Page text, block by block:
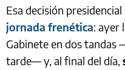
Esa decisión
jornada frenética: ayer
Gabinete en dos tandas
tarde— y, al final del día,